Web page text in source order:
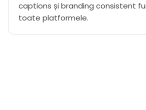
captions și branding consistent
toate platformele.